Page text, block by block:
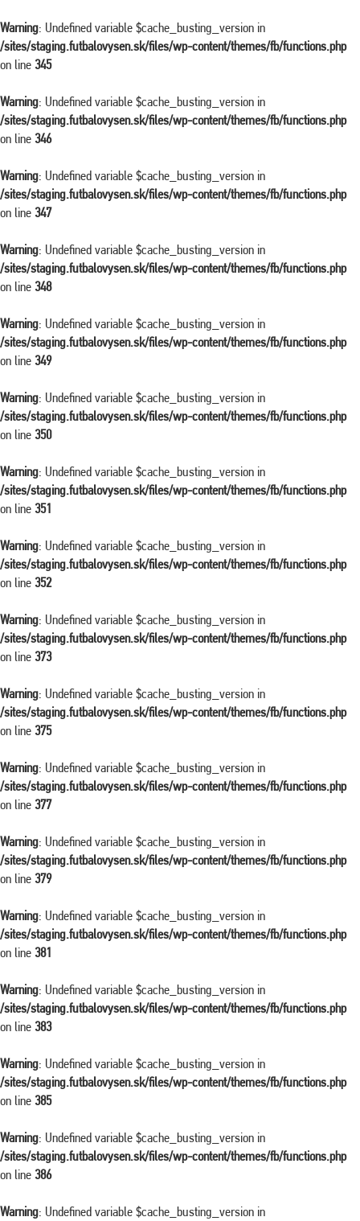
Warning: Undefined variable $cache_busting_version in
/sites/staging.futbalovysen.sk/files/wp-content/themes/fb/functions.php
on line 345
Warning: Undefined variable $cache_busting_version in
/sites/staging.futbalovysen.sk/files/wp-content/themes/fb/functions.php
on line 346
Warning: Undefined variable $cache_busting_version in
/sites/staging.futbalovysen.sk/files/wp-content/themes/fb/functions.php
on line 347
Warning: Undefined variable $cache_busting_version in
/sites/staging.futbalovysen.sk/files/wp-content/themes/fb/functions.php
on line 348
Warning: Undefined variable $cache_busting_version in
/sites/staging.futbalovysen.sk/files/wp-content/themes/fb/functions.php
on line 349
Warning: Undefined variable $cache_busting_version in
/sites/staging.futbalovysen.sk/files/wp-content/themes/fb/functions.php
on line 350
Warning: Undefined variable $cache_busting_version in
/sites/staging.futbalovysen.sk/files/wp-content/themes/fb/functions.php
on line 351
Warning: Undefined variable $cache_busting_version in
/sites/staging.futbalovysen.sk/files/wp-content/themes/fb/functions.php
on line 352
Warning: Undefined variable $cache_busting_version in
/sites/staging.futbalovysen.sk/files/wp-content/themes/fb/functions.php
on line 373
Warning: Undefined variable $cache_busting_version in
/sites/staging.futbalovysen.sk/files/wp-content/themes/fb/functions.php
on line 375
Warning: Undefined variable $cache_busting_version in
/sites/staging.futbalovysen.sk/files/wp-content/themes/fb/functions.php
on line 377
Warning: Undefined variable $cache_busting_version in
/sites/staging.futbalovysen.sk/files/wp-content/themes/fb/functions.php
on line 379
Warning: Undefined variable $cache_busting_version in
/sites/staging.futbalovysen.sk/files/wp-content/themes/fb/functions.php
on line 381
Warning: Undefined variable $cache_busting_version in
/sites/staging.futbalovysen.sk/files/wp-content/themes/fb/functions.php
on line 383
Warning: Undefined variable $cache_busting_version in
/sites/staging.futbalovysen.sk/files/wp-content/themes/fb/functions.php
on line 385
Warning: Undefined variable $cache_busting_version in
/sites/staging.futbalovysen.sk/files/wp-content/themes/fb/functions.php
on line 386
Warning: Undefined variable $cache_busting_version in